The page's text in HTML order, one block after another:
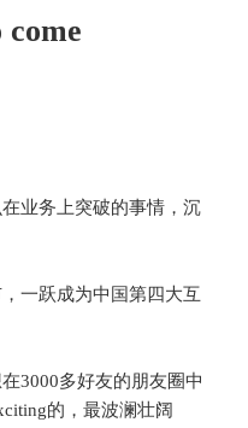
come
业务上突破的事情，沉
一跃成为中国第四大互
3000多好友的朋友圈中
的，最波澜壮阔